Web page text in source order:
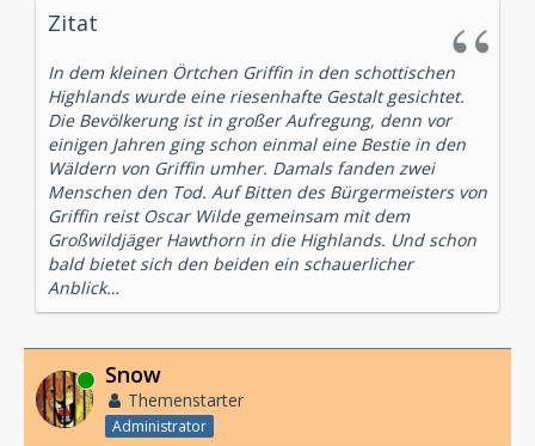
Zitat
In dem kleinen Örtchen Griffin in den schottischen
Highlands wurde eine riesenhafte Gestalt gesichtet.
Die Bevölkerung ist in großer Aufregung, denn vor
einigen Jahren ging schon einmal eine Bestie in den
Wäldern von Griffin umher. Damals fanden zwei
Menschen den Tod. Auf Bitten des Bürgermeisters von
Griffin reist Oscar Wilde gemeinsam mit dem
Großwildjäger Hawthorn in die Highlands. Und schon
bald bietet sich den beiden ein schauerlicher
Anblick…
Online Snow
Themenstarter
Administrator